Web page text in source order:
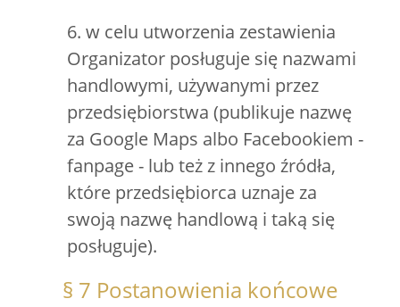
6. w celu utworzenia zestawienia
Organizator posługuje się nazwami
handlowymi, używanymi przez
przedsiębiorstwa (publikuje nazwę
za Google Maps albo Facebookiem -
fanpage - lub też z innego źródła,
które przedsiębiorca uznaje za
swoją nazwę handlową i taką się
posługuje).
§ 7 Postanowienia końcowe